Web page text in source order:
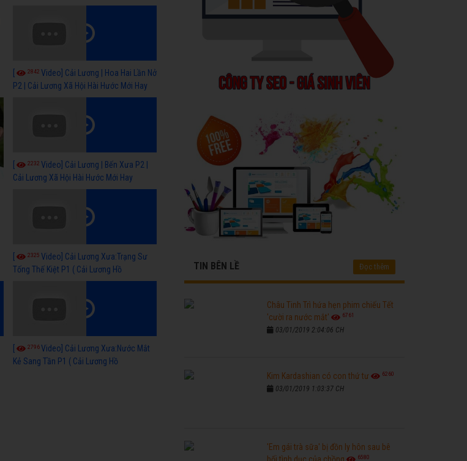
2842 Video] Cải Lương | Hoa Hai Lần Nở
P2 | Cải Lương Xã Hội Hài Hước Mới Hay
2232 Video] Cải Lương | Bến Xưa P2 |
Cải Lương Xã Hội Hài Hước Mới Hay
2325 Video] Cải Lương Xưa:Trạng Sư
Tống Thế Kiệt P1 ( Cải Lương Hồ
2796Video] Cải Lương Xưa:Nước Mắt
Kẻ Sang Tần P1 ( Cải Lương Hồ
TIN BÊN LỀ Đọc thêm
Châu Tinh Trì hứa hẹn phim chiếu Tết
'cười ra nước mắt'
6761
03/01/2019 2:04:06 CH
Kim Kardashian có con thứ tư 6260
03/01/2019 1:03:37 CH
'Em gái trà sữa' bị đồn ly hôn sau bê
6580